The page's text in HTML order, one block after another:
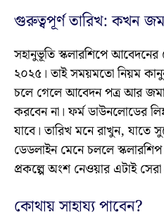
গুরুত্বপূর্ণ তারিখ: কখন
সহানুভূতি স্কলারশিপে
২০২৫। তাই সময়মতো নিয়ম
চলে গেলে আবেদন পত্র আর জমা
করবেন না। ফর্ম ডাউনলোডের
যাবে। তারিখ মনে রাখুন, যাতে
ডেডলাইন মেনে চললে
প্রকল্পে অংশ নেওয়ার এটাই
কোথায় সাহায্য পাবেন?